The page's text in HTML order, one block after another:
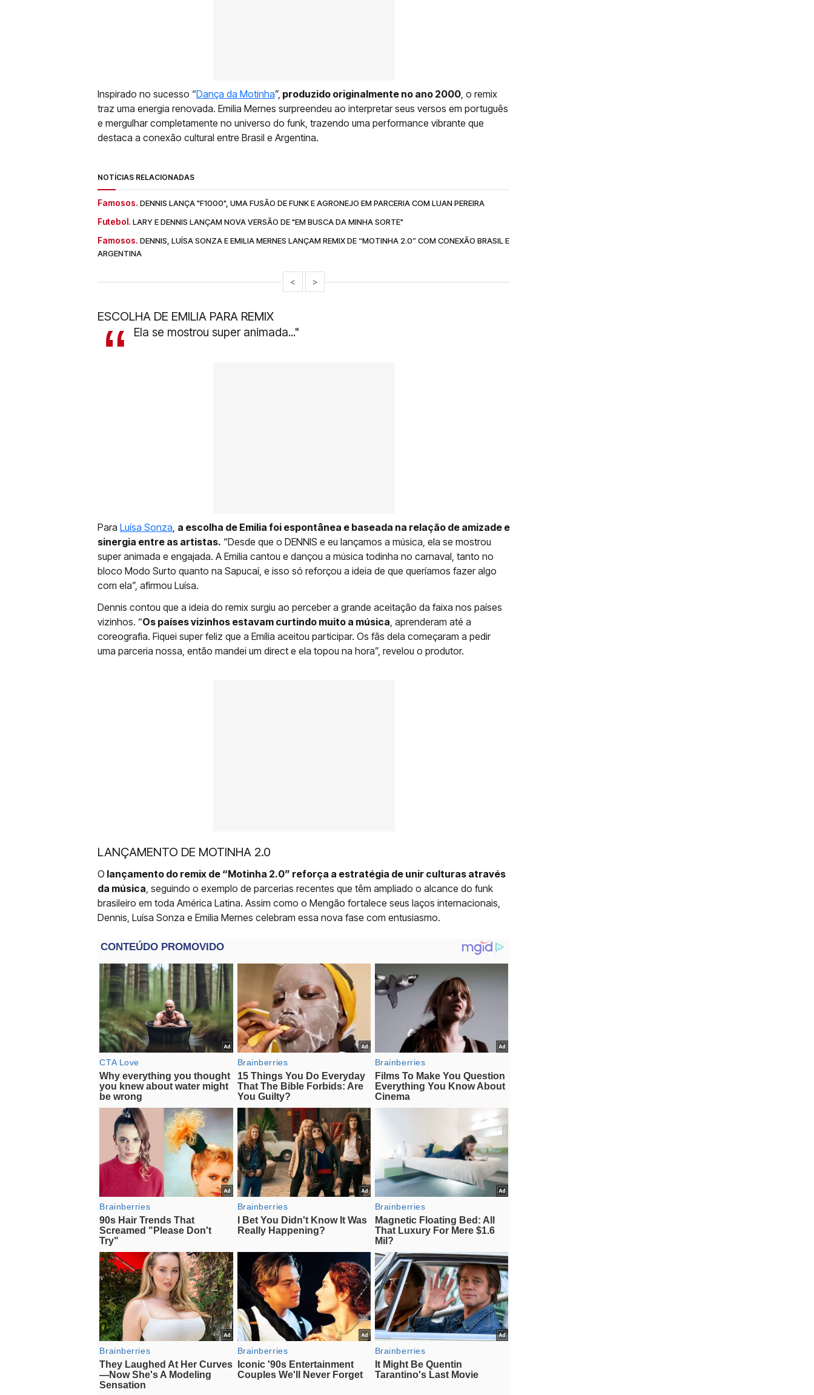
Inspirado no sucesso “Dança da Motinha”, produzido originalmente no ano 2000, o remix
traz uma energia renovada. Emilia Mernes surpreendeu ao interpretar seus versos em português
e mergulhar completamente no universo do funk, trazendo uma performance vibrante que
destaca a conexão cultural entre Brasil e Argentina.
NOTÍCIAS RELACIONADAS
Famosos. DENNIS LANÇA "F1000", UMA FUSÃO DE FUNK E AGRONEJO EM PARCERIA COM LUAN PEREIRA
Futebol. LARY E DENNIS LANÇAM NOVA VERSÃO DE "EM BUSCA DA MINHA SORTE"
Famosos. DENNIS, LUÍSA SONZA E EMILIA MERNES LANÇAM REMIX DE “MOTINHA 2.0” COM CONEXÃO BRASIL E
ARGENTINA
< >
ESCOLHA DE EMILIA PARA REMIX
Ela se mostrou super animada..."
Para Luísa Sonza, a escolha de Emilia foi espontânea e baseada na relação de amizade e
sinergia entre as artistas. “Desde que o DENNIS e eu lançamos a música, ela se mostrou
super animada e engajada. A Emilia cantou e dançou a música todinha no carnaval, tanto no
bloco Modo Surto quanto na Sapucaí, e isso só reforçou a ideia de que queríamos fazer algo
com ela”, afirmou Luísa.
Dennis contou que a ideia do remix surgiu ao perceber a grande aceitação da faixa nos países
vizinhos. “Os países vizinhos estavam curtindo muito a música, aprenderam até a
coreografia. Fiquei super feliz que a Emília aceitou participar. Os fãs dela começaram a pedir
uma parceria nossa, então mandei um direct e ela topou na hora”, revelou o produtor.
LANÇAMENTO DE MOTINHA 2.0
O lançamento do remix de “Motinha 2.0” reforça a estratégia de unir culturas através
da música, seguindo o exemplo de parcerias recentes que têm ampliado o alcance do funk
brasileiro em toda América Latina. Assim como o Mengão fortalece seus laços internacionais,
Dennis, Luísa Sonza e Emilia Mernes celebram essa nova fase com entusiasmo.